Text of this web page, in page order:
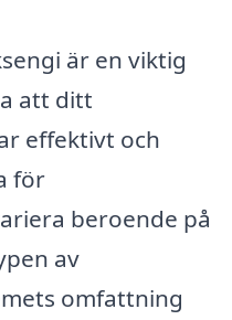
är en viktig
att ditt
effektivt och
för
beroende på
av
omfattning